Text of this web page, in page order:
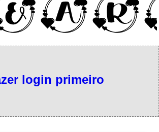
login primeiro